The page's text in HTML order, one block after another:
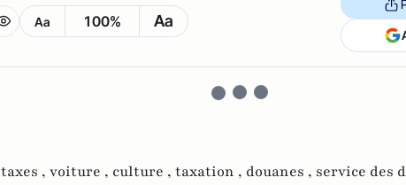
Aa 100% Aa
taxes , voiture , culture , taxation , douanes , service des